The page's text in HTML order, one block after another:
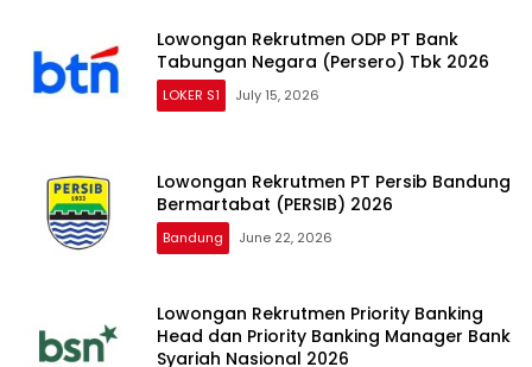
Lowongan Rekrutmen ODP PT Bank
Tabungan Negara (Persero) Tbk 2026
LOKER S1 July 15, 2026
Lowongan Rekrutmen PT Persib Bandung
Bermartabat (PERSIB) 2026
Bandung June 22, 2026
Lowongan Rekrutmen Priority Banking
Head dan Priority Banking Manager Bank
Syariah Nasional 2026